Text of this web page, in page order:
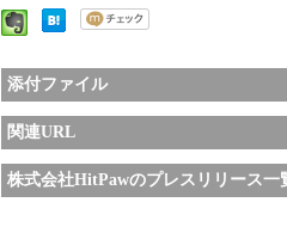
添付ファイル
関連URL
株式会社HitPawのプレスリリース一